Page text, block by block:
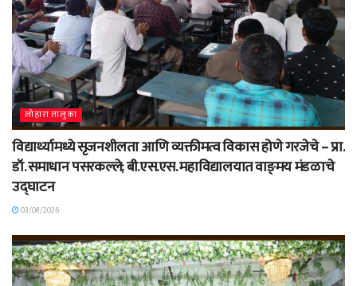
लोहारा तालुका
विद्यार्थ्यामध्ये सृजनशीलता आणि व्यक्तीमत्व विकास होणे गरजेचे – प्रा.
डॉ. समाधान पसरकल्ले; बी.एस.एस. महाविद्यालयात वाङ्‌मय मंडळाचे
उद्घाटन
03/08/2026